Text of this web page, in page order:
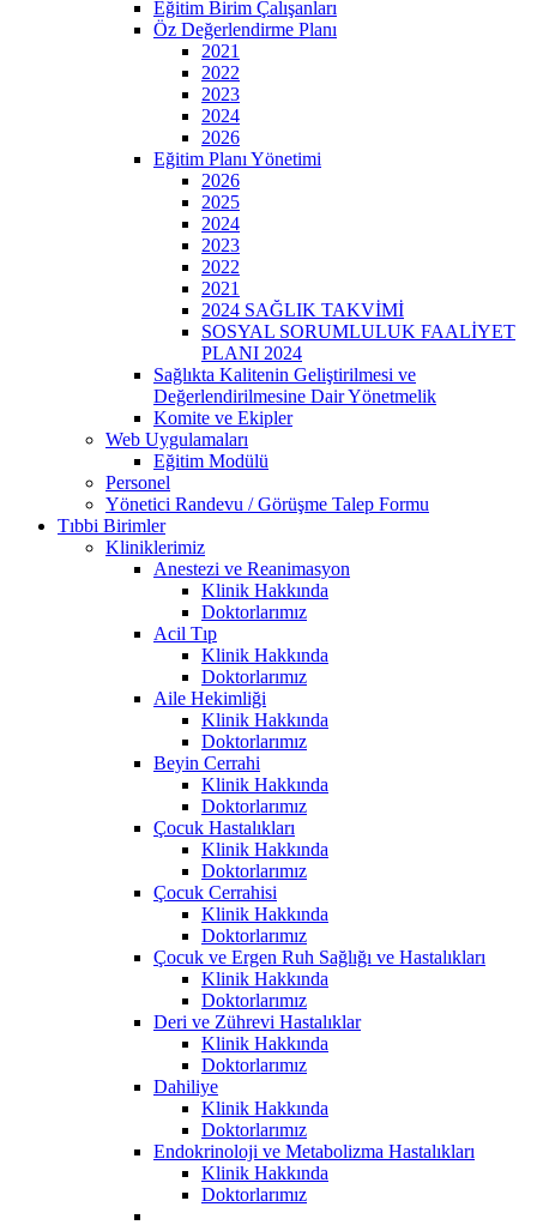
Eğitim Birim Çalışanları
Öz Değerlendirme Planı
2021
2022
2023
2024
2026
Eğitim Planı Yönetimi
2026
2025
2024
2023
2022
2021
2024 SAĞLIK TAKVİMİ
SOSYAL SORUMLULUK FAALİYET
PLANI 2024
Sağlıkta Kalitenin Geliştirilmesi ve
Değerlendirilmesine Dair Yönetmelik
Komite ve Ekipler
Web Uygulamaları
Eğitim Modülü
Personel
Yönetici Randevu / Görüşme Talep Formu
Tıbbi Birimler
Kliniklerimiz
Anestezi ve Reanimasyon
Klinik Hakkında
Doktorlarımız
Acil Tıp
Klinik Hakkında
Doktorlarımız
Aile Hekimliği
Klinik Hakkında
Doktorlarımız
Beyin Cerrahi
Klinik Hakkında
Doktorlarımız
Çocuk Hastalıkları
Klinik Hakkında
Doktorlarımız
Çocuk Cerrahisi
Klinik Hakkında
Doktorlarımız
Çocuk ve Ergen Ruh Sağlığı ve Hastalıkları
Klinik Hakkında
Doktorlarımız
Deri ve Zührevi Hastalıklar
Klinik Hakkında
Doktorlarımız
Dahiliye
Klinik Hakkında
Doktorlarımız
Endokrinoloji ve Metabolizma Hastalıkları
Klinik Hakkında
Doktorlarımız